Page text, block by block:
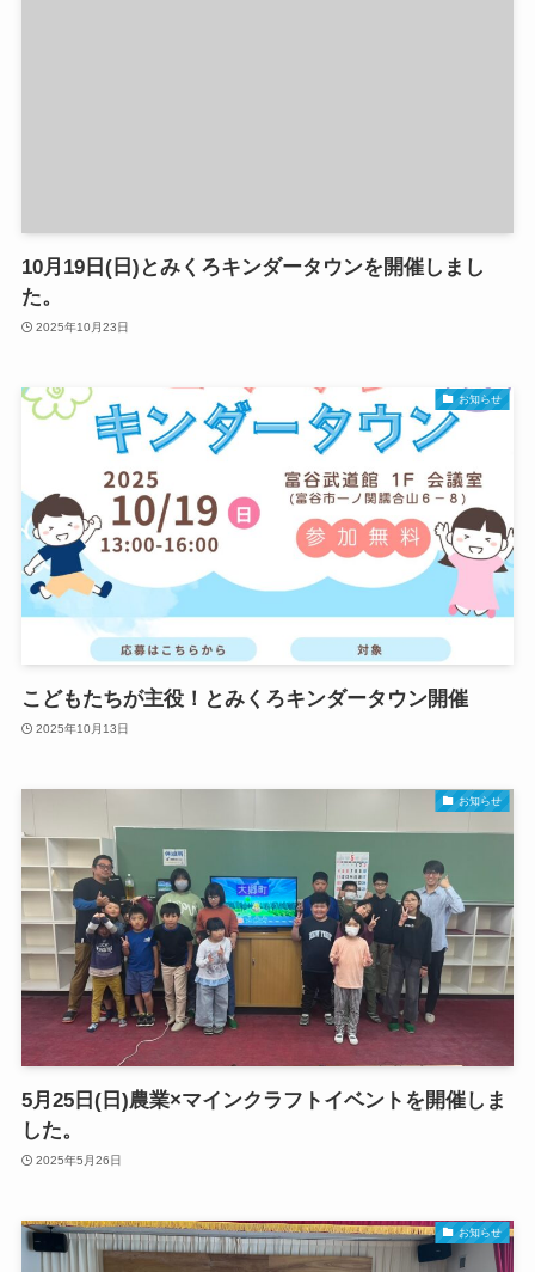
10月19日(日)とみくろキンダータウンを開催しまし
た。
2025年10月23日
お知らせ
こどもたちが主役！とみくろキンダータウン開催
2025年10月13日
お知らせ
5月25日(日)農業×マインクラフトイベントを開催しま
した。
2025年5月26日
お知らせ